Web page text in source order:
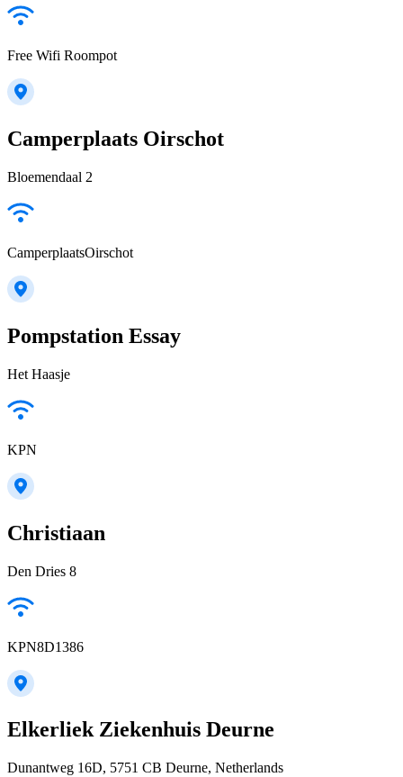
Free Wifi Roompot
Camperplaats Oirschot
Bloemendaal 2
CamperplaatsOirschot
Pompstation Essay
Het Haasje
KPN
Christiaan
Den Dries 8
KPN8D1386
Elkerliek Ziekenhuis Deurne
Dunantweg 16D, 5751 CB Deurne, Netherlands